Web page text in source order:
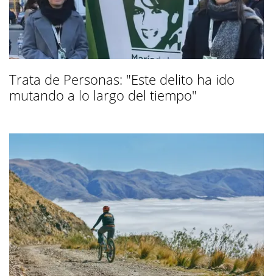
Trata de Personas: "Este delito ha ido
mutando a lo largo del tiempo"